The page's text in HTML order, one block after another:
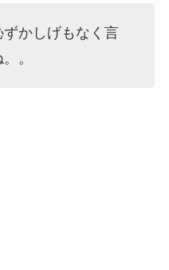
ずかしげもなく言
。